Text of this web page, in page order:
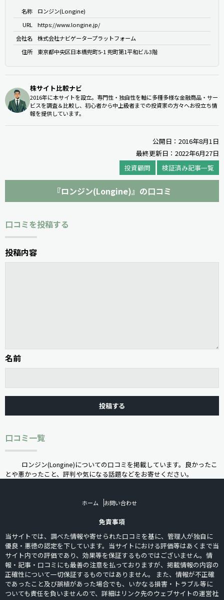
名称
ロンジン(Longine)
URL
https://www.longine.jp/
会社名
株式会社ナビゲータープラットフォーム
住所
東京都中央区日本橋兜町5-1 兜町第1平和ビル3階
株サイト比較ナビ
2016年に本サイトを設立。専門性・独自性を軸に多種多様な金融商品・サー
ビスを調査＆比較し、初心者から中上級者までの投資家の方々へお役立ち情
報を提供しています。
公開日：2016年8月1日
最終更新日：2022年6月27日
投資顧問
検証済み記事一覧
『ロンジン(Longine)』の口コミ
口コミを投稿する
投稿内容
名前
口コミ一覧
ロンジン(Longine)についての口コミを掲載しています。良かったこ
とや悪かったこと、評判や気になる話題などをお寄せください。
ホーム お問い合わせ
免責事項
当サイトでは、調べた情報や寄せられた口コミを基に、管理人が独自に
優良・悪徳の認定を下しています。当サイトにおける評価等はあくまで当
サイト内での評価であり、効果等を保証するものではございません。情
報・記事・口コミにも最善の注意を払っておりますが、掲載情報の内容の
正確性について一切保証するものではありません。 また、情報が不正確
であったこと及び誤植があった場合でも、いかなる損害・トラブル等に
ついても責任を負いませんので、詳細はリンク先のウェブサイトの運営社